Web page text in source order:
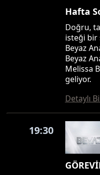
Hafta
Doğru,
isteği bir
Beyaz
Beyaz
Melissa
geliyor.
Detaylı
19:30